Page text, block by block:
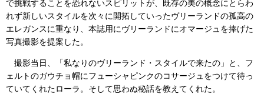
で挑戦することを恐れないスピリットが、既存の美の概念にとらわ
れず新しいスタイルを次々に開拓していったヴリーランドの孤高の
エレガンスに重なり、本誌用にヴリーランドにオマージュを捧げた
写真撮影を提案した。
撮影当日、「私なりのヴリーランド・スタイルで来たの」と、フ
ェルトのガウチョ帽にフューシャピンクのコサージュをつけて待っ
ていてくれたローラ。そして思わぬ秘話を教えてくれた。